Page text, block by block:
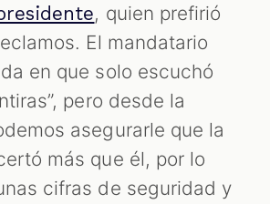
, quien prefirió
El mandatario
en que solo escuchó
pero desde la
asegurarle que la
más que él, por lo
cifras de seguridad y